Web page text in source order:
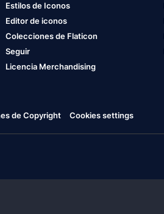
Estilos de Iconos
Editor de iconos
Colecciones de Flaticon
Seguir
Licencia Merchandising
de Copyright Cookies settings